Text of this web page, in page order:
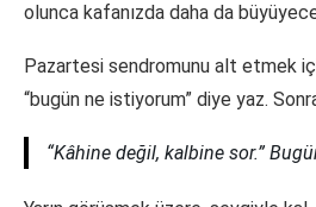
olunca kafanızda daha da
Pazartesi sendromunu alt etmek
“bugün ne istiyorum” diye yaz.
“Kâhine değil, kalbine sor.”